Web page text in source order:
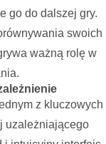
go do dalszej gry.
swoich
ważną rolę w
z kluczowych
uzależniającego